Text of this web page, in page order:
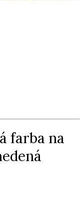
farba na